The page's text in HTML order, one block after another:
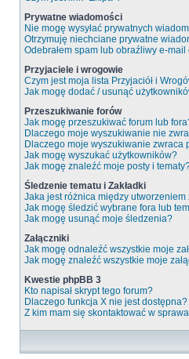
Prywatne wiadomości
Nie mogę wysyłać prywatnych
Otrzymuję niechciane prywatne
Odebrałem spam lub obraźliwy e-
Przyjaciele i wrogowie
Czym jest moja lista Przyjaciół i
Jak mogę dodać / usunąć
Przeszukiwanie forów
Jak mogę przeszukiwać forum lub
Dlaczego moje wyszukiwanie nie
Dlaczego moje wyszukiwanie zwraca
Jak mogę wyszukać użytkowników?
Jak mogę znaleźć moje posty i
Śledzenie tematu i Zakładki
Jaka jest różnica między utworzeniem
Jak mogę śledzić wybrane fora lub
Jak mogę usunąć moje śledzenia?
Załączniki
Jak mogę odnaleźć wszystkie moje
Jak mogę znaleźć wszystkie moje
Kwestie phpBB 3
Kto napisał skrypt tego forum?
Dlaczego funkcja X nie jest dostępna?
Z kim mam się skontaktować w